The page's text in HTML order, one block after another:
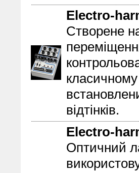
Electro-
Створене
відтінків.
Electro-
Оптичний